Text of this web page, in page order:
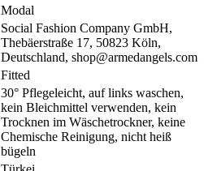
Modal
Social Fashion Company GmbH,
Thebäerstraße 17, 50823 Köln,
Deutschland, shop@armedangels.com
Fitted
30° Pflegeleicht, auf links waschen,
kein Bleichmittel verwenden, kein
Trocknen im Wäschetrockner, keine
Chemische Reinigung, nicht heiß
bügeln